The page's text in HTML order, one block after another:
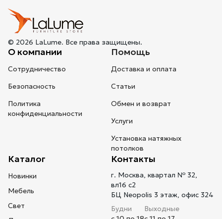
© 2026 LaLume. Все права защищены.
О компании
Сотрудничество
Безопасность
Политика
конфиденциальности
Помощь
Доставка и оплата
Статьи
Обмен и возврат
Услуги
Установка натяжных
потолков
Каталог
Новинки
Мебель
Свет
Контакты
г. Москва, квартал № 32,
вл16 с2
БЦ Neopolis 3 этаж, офис 324
Будни
Выходные